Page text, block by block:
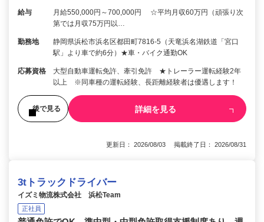
給与
月給550,000円～700,000円 ☆平均月収60万円（頑張り次
第では月収75万円以…
勤務地
静岡県浜松市浜名区都田町7816-5（天竜浜名湖鉄道「宮口
駅」より車で約6分）★車・バイク通勤OK
応募資格
大型自動車運転免許、牽引免許 ★トレーラー運転経験2年
以上 ※同車種の運転経験、長距離経験者は優遇します！
後で見る 詳細を見る
更新日： 2026/08/03 掲載終了日： 2026/08/31
3tトラックドライバー
イズミ物流株式会社 浜松Team
正社員